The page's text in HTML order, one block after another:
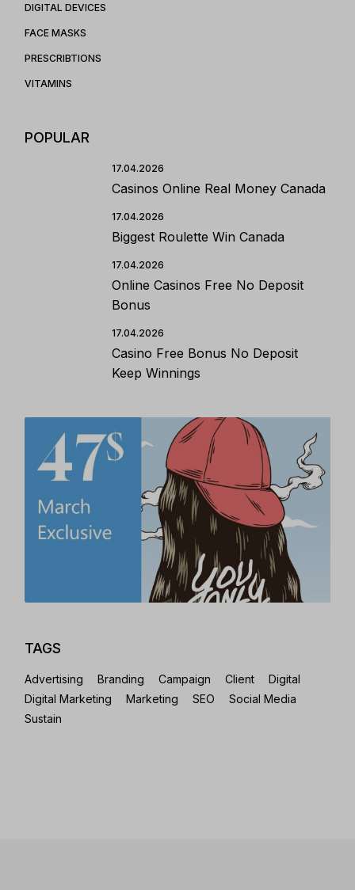
DIGITAL DEVICES
FACE MASKS
PRESCRIBTIONS
VITAMINS
POPULAR
17.04.2026
Casinos Online Real Money Canada
17.04.2026
Biggest Roulette Win Canada
17.04.2026
Online Casinos Free No Deposit
Bonus
17.04.2026
Casino Free Bonus No Deposit
Keep Winnings
TAGS
Advertising Branding Campaign Client
Digital
Digital Marketing
Marketing SEO
Social Media
Sustain